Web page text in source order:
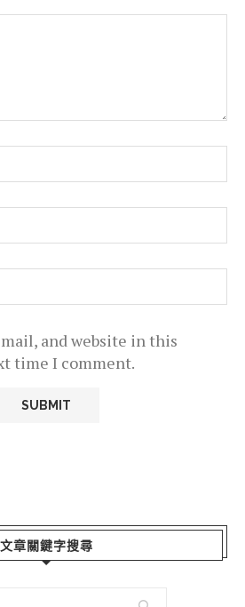
and website in this
time I comment.
文章關鍵字搜尋